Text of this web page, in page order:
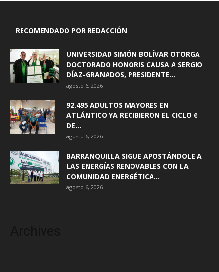
RECOMENDADO POR REDACCIÓN
UNIVERSIDAD SIMÓN BOLÍVAR OTORGA
DOCTORADO HONORIS CAUSA A SERGIO
DÍAZ-GRANADOS, PRESIDENTE...
agosto 6, 2026
92.495 ADULTOS MAYORES EN
ATLÁNTICO YA RECIBIERON EL CICLO 6
DE...
agosto 6, 2026
BARRANQUILLA SIGUE APOSTÁNDOLE A
LAS ENERGÍAS RENOVABLES CON LA
COMUNIDAD ENERGÉTICA...
agosto 6, 2026